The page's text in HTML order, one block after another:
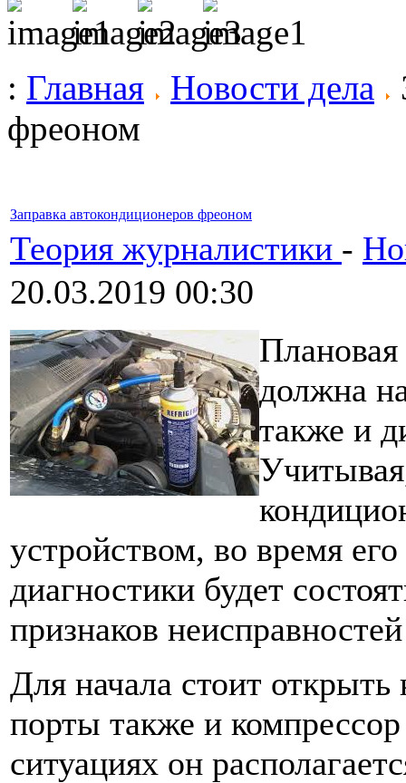
: Главная Новости дела
фреоном
Заправка автокондиционеров фреоном
Теория журналистики -
20.03.2019 00:30
Плановая
должна
также и
устройством, во время
диагностики будет
признаков
Для начала стоит открыть
порты также и
ситуациях он